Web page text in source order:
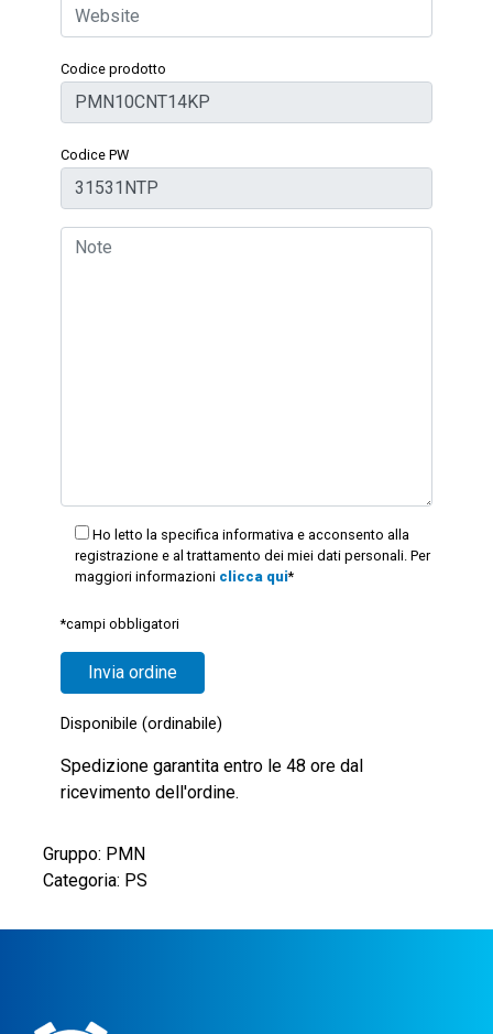
Codice prodotto
Codice PW
Ho letto la specifica informativa e acconsento alla
registrazione e al trattamento dei miei dati personali. Per
maggiori informazioni clicca qui*
*campi obbligatori
Disponibile (ordinabile)
Spedizione garantita entro le 48 ore dal
ricevimento dell'ordine.
Gruppo: PMN
Categoria: PS